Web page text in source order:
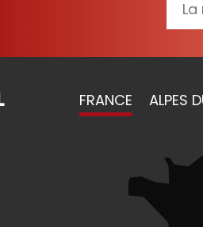
FRANCE ALPES